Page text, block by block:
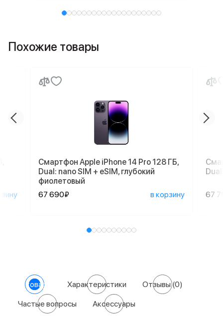
Похожие товары
Смартфон Apple iPhone 14 Pro 128 ГБ,
Dual: nano SIM + eSIM, глубокий
фиолетовый
67 690₽
в корзину 67
О товаре Характеристики Отзывы(0)
Частые вопросы Аксессуары